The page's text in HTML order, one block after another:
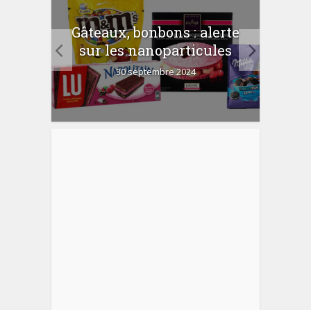
Gâteaux, bonbons : alerte
sur les nanoparticules
30 septembre 2024